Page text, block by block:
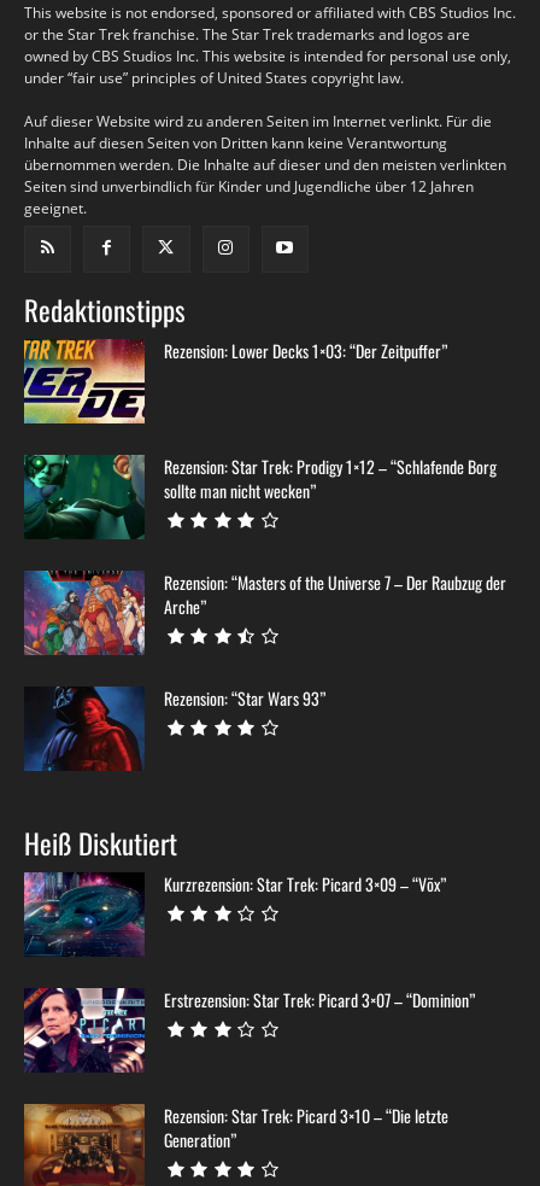
This website is not endorsed, sponsored or affiliated with CBS Studios Inc.
or the Star Trek franchise. The Star Trek trademarks and logos are
owned by CBS Studios Inc. This website is intended for personal use only,
under “fair use” principles of United States copyright law.
Auf dieser Website wird zu anderen Seiten im Internet verlinkt. Für die
Inhalte auf diesen Seiten von Dritten kann keine Verantwortung
übernommen werden. Die Inhalte auf dieser und den meisten verlinkten
Seiten sind unverbindlich für Kinder und Jugendliche über 12 Jahren
geeignet.
Redaktionstipps
Rezension: Lower Decks 1×03: “Der Zeitpuffer”
Rezension: Star Trek: Prodigy 1×12 – “Schlafende Borg
sollte man nicht wecken”
Rezension: “Masters of the Universe 7 – Der Raubzug der
Arche”
Rezension: “Star Wars 93”
Heiß Diskutiert
Kurzrezension: Star Trek: Picard 3×09 – “Võx”
Erstrezension: Star Trek: Picard 3×07 – “Dominion”
Rezension: Star Trek: Picard 3×10 – “Die letzte
Generation”